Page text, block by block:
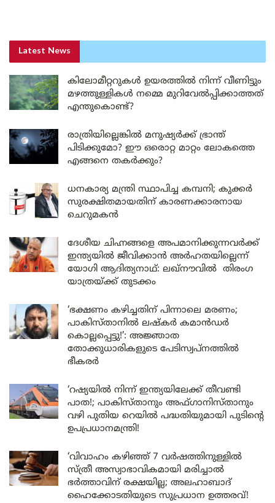
Latest News
കിലോമീറ്ററുകൾ ഉയരത്തിൽ നിന്ന് വീണിട്ടും
മഴത്തുള്ളികൾ നമ്മെ മുറിവേൽപ്പിക്കാത്തത്
എന്തുകൊണ്ട്?
രാത്രിയില്ലെങ്കിൽ മനുഷ്യർക്ക് ഭ്രാന്ത്
പിടിക്കുമോ? ഈ ഒരൊറ്റ മാറ്റം ലോകത്തെ
എങ്ങനെ തകർക്കും?
ധനകാര്യ മന്ത്രി സ്ഥാപിച്ച കമ്പനി; കുക്കർ
സുരക്ഷിതമായതിന് കാരണക്കാരനായ
ചെറുമകൻ
ദേശീയ ചിഹ്നങ്ങളെ അപമാനിക്കുന്നവർക്ക്
ഇന്ത്യയിൽ ജീവിക്കാൻ അർഹതയില്ലെന്ന്
യോഗി ആദിത്യനാഥ്: ലഖ്‌നൗവിൽ തിരംഗ
യാത്രയ്ക്ക് തുടക്കം
‘ഭക്ഷണം കഴിച്ചതിന് പിന്നാലെ മരണം;
പാകിസ്താനിൽ ലഷ്കർ കമാൻഡർ
കൊല്ലപ്പെട്ടു!’: അജ്ഞാത
തോക്കുധാരികളുടെ പേടിസ്വപ്നത്തിൽ
ഭീകരർ
‘റഷ്യയിൽ നിന്ന് ഇന്ത്യയിലേക്ക് തീവണ്ടി
പാത!; പാകിസ്താനും അഫ്ഗാനിസ്താനും
വഴി പുതിയ റെയിൽ പദ്ധതിയുമായി പുടിന്റെ
ഉപപ്രധാനമന്ത്രി!
‘വിവാഹം കഴിഞ്ഞ് 7 വർഷത്തിനുള്ളിൽ
സ്ത്രീ അസ്വാഭാവികമായി മരിച്ചാൽ
ഭർത്താവിന് രക്ഷയില്ല; അലഹാബാദ്
ഹൈക്കോടതിയുടെ സുപ്രധാന ഉത്തരവ്!